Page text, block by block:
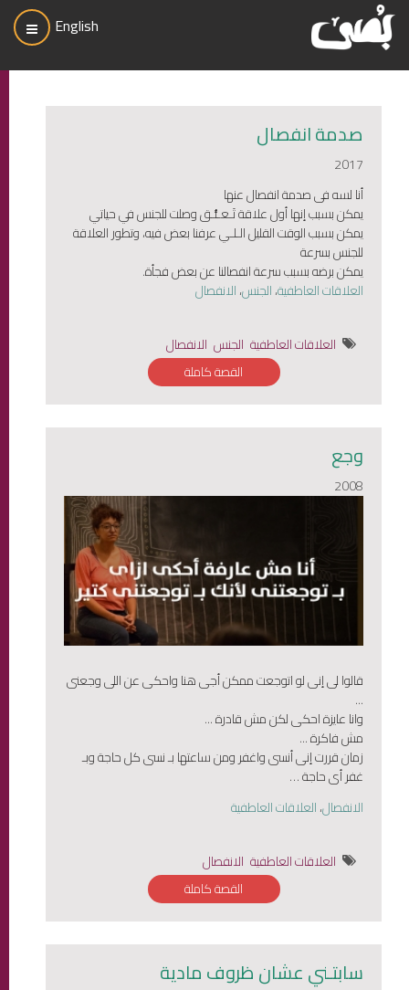
English
صدمة انفصال
2017
أنا لسه فى صدمة انفصال عنها
يمكن بسبب إنها أول علاقة تَـعـلُّـق وصلت للجنس في حياتي
يمكن بسبب الوقت القليل الـلـي عرفنا بعض فيه، وتطور العلاقة
للجنس بسرعة
يمكن برضه بسبب سرعة انفصالنا عن بعض فجأة.
العلاقات العاطفية،الجنس،الانفصال
العلاقات العاطفية الجنس الانفصال
القصة كاملة
وجع
2008
قالوا لى إنى لو اتوجعت ممكن أجى هنا واحكى عن اللى وجعنى
...
وانا عايزة احكى لكن مش قادرة ...
مش فاكرة ...
زمان قررت إنى أنسى واغفر ومن ساعتها بـ نسى كل حاجة وبـ
غفر أى حاجة …
الانفصال،العلاقات العاطفية
العلاقات العاطفية الانفصال
القصة كاملة
سابتـني عشان ظروف مادية